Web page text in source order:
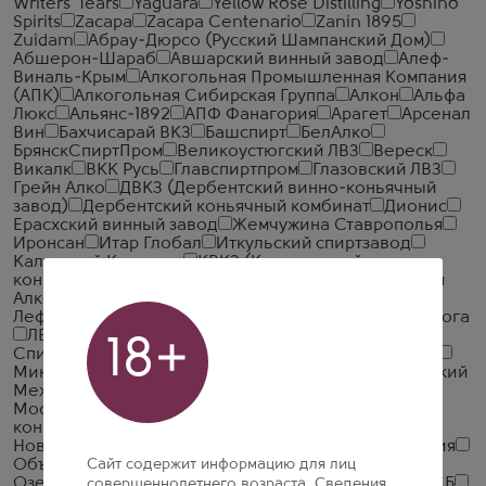
Writers' Tears Yaguara Yellow Rose Distilling
Yoshino
Spirits
Zacapa Zacapa Centenario
Zanin 1895
Zuidam
Абрау-Дюрсо (Русский Шампанский Дом)
Абшерон-Шараб
Авшарский винный завод
Алеф-
Виналь-Крым
Алкогольная Промышленная Компания
(АПК)
Алкогольная Сибирская Группа Алкон
Альфа
Люкс
Альянс-1892 АПФ Фанагория Арагет
Арсенал
Вин
Бахчисарай ВКЗ Башспирт
БелАлко
БрянскСпиртПром
Великоустюгский ЛВЗ
Вереск
Викалк
ВКК Русь Главспиртпром
Глазовский ЛВЗ
Грейн Алко
ДВКЗ (Дербентский винно-коньячный
завод)
Дербентский коньячный комбинат
Дионис
Ерасхский винный завод
Жемчужина Ставрополья
Иронсан
Итар Глобал
Иткульский спиртзавод
Калужский Кристалл
КВКЗ (Коломенский винно-
коньячный завод)
Компания
Алкогольных Напитков Алаверди
Лефортово ГК
Крымская Водочная Компания
Ладога
ЛВЗ Московский
Малиновщизненский
Спиртоводочный Завод Аквадив
Минский завод виноградных вин
ММВЗ (Московский
Межреспубликанский Винодельческий Завод)
Московский завод Кристалл
коньячный завод
Новокубанское
Объединенная Водочная Компания
Объединенные Пензенские Водочные Заводы
18+
Сайт содержит информацию для лиц